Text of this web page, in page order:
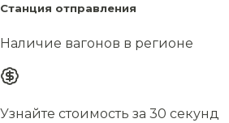
Станция отправления
Наличие вагонов в регионе
Узнайте стоимость за 30 секунд